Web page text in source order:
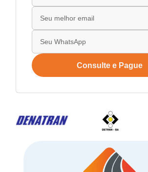
Consulte e Pague